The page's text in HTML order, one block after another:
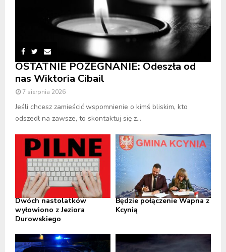
OSTATNIE POŻEGNANIE: Odeszła od
nas Wiktoria Cibail
7 sierpnia 2026
Jeśli chcesz zamieścić wspomnienie o kimś bliskim, kto
odszedł na zawsze, to skontaktuj się z...
Dwóch nastolatków
wyłowiono z Jeziora
Durowskiego
Będzie połączenie Wapna z
Kcynią